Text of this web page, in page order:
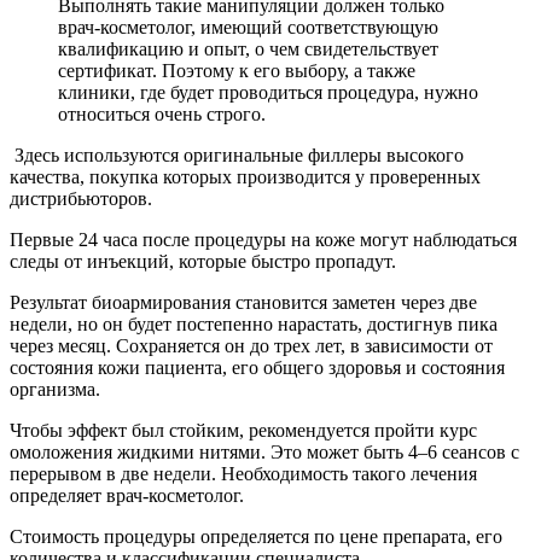
Выполнять такие манипуляции должен только
врач-косметолог, имеющий соответствующую
квалификацию и опыт, о чем свидетельствует
сертификат. Поэтому к его выбору, а также
клиники, где будет проводиться процедура, нужно
относиться очень строго.
Здесь используются оригинальные филлеры высокого
качества, покупка которых производится у проверенных
дистрибьюторов.
Первые 24 часа после процедуры на коже могут наблюдаться
следы от инъекций, которые быстро пропадут.
Результат биоармирования становится заметен через две
недели, но он будет постепенно нарастать, достигнув пика
через месяц. Сохраняется он до трех лет, в зависимости от
состояния кожи пациента, его общего здоровья и состояния
организма.
Чтобы эффект был стойким, рекомендуется пройти курс
омоложения жидкими нитями. Это может быть 4–6 сеансов с
перерывом в две недели. Необходимость такого лечения
определяет врач-косметолог.
Стоимость процедуры определяется по цене препарата, его